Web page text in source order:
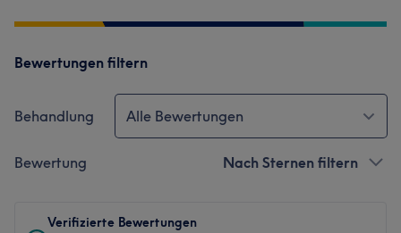
Bewertungen filtern
Behandlung Alle Bewertungen
Bewertung Nach Sternen filtern
Verifizierte Bewertungen